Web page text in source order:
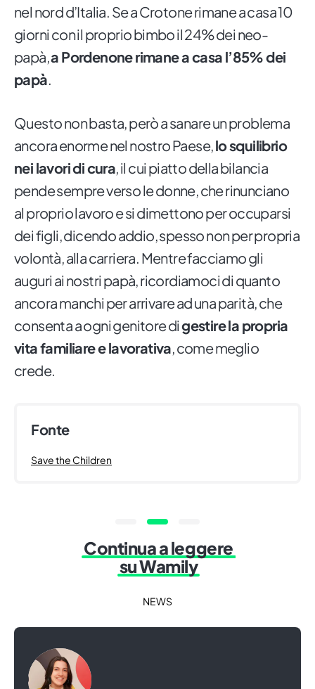
nel nord d’Italia. Se a Crotone rimane a casa 10
giorni con il proprio bimbo il 24% dei neo-
papà,a Pordenone rimane a casa l’85% dei
papà.
Questo non basta, però a sanare un problema
ancora enorme nel nostro Paese,lo squilibrio
nei lavori di cura, il cui piatto della bilancia
pende sempre verso le donne, che rinunciano
al proprio lavoro e si dimettono per occuparsi
dei figli, dicendo addio, spesso non per propria
volontà, alla carriera. Mentre facciamo gli
auguri ai nostri papà, ricordiamoci di quanto
ancora manchi per arrivare ad una parità, che
consenta a ogni genitore digestire la propria
vita familiare e lavorativa, come meglio
crede.
Fonte
Save the Children
Continua a leggere
su Wamily
NEWS